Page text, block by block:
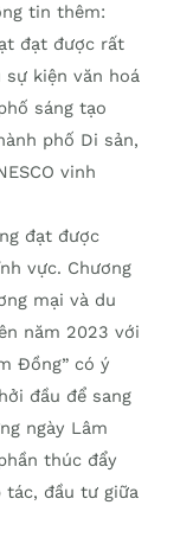
tin thêm:
đạt được rất
kiện văn hoá
sáng tạo
phố Di sản,
vinh
đạt được
vực. Chương
mại và du
năm 2023 với
Đồng” có ý
đầu để sang
ngày Lâm
thúc đẩy
tác, đầu tư giữa